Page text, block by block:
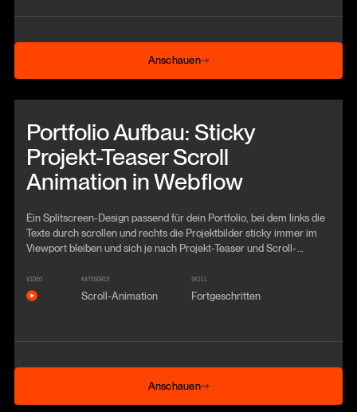
Anschauen
Anschauen
Portfolio Aufbau: Sticky
Projekt-Teaser Scroll
Animation in Webflow
Ein Splitscreen-Design passend für dein Portfolio, bei dem links die
Texte durch scrollen und rechts die Projektbilder sticky immer im
Viewport bleiben und sich je nach Projekt-Teaser und Scroll-
VIDEO KATEGORIE
Scroll-Animation
SKILL
Fortgeschritten
Anschauen
Anschauen